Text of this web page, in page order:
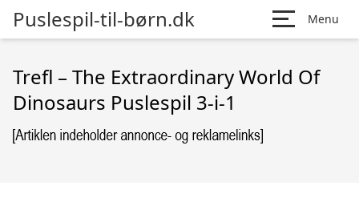
Puslespil-til-børn.dk Menu
Trefl – The Extraordinary World Of
Dinosaurs Puslespil 3-i-1